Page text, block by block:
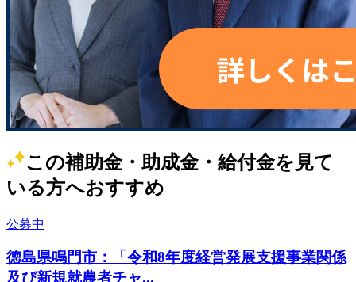
この補助金・助成金・給付金を見て
いる方へおすすめ
公募中
徳島県鳴門市：「令和8年度経営発展支援事業関係
及び新規就農者チャ...